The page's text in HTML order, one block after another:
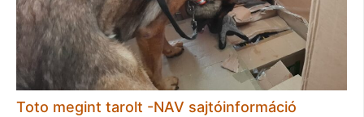
Toto megint tarolt -NAV sajtóinformáció